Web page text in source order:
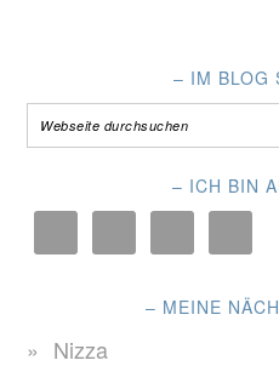
– IM BLOG
– ICH BIN
– MEINE
Nizza